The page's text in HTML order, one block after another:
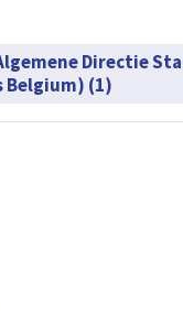
Directie
(1)